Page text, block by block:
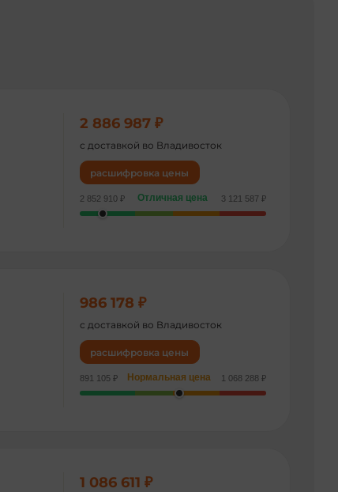
2 886 987 ₽
с доставкой во Владивосток
расшифровка цены
2 852 910 ₽ Отличная цена 3 121 587 ₽
986 178 ₽
с доставкой во Владивосток
расшифровка цены
891 105 ₽ Нормальная цена 1 068 288 ₽
1 086 611 ₽